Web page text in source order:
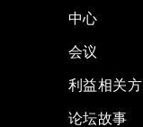
中心
会议
利益相关方
论坛故事